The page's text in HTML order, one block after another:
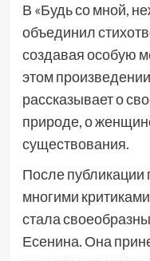
В «Будь со мной,
объединил
создавая особую
этом
рассказывает о
природе, о
существования.
После
многими
стала
Есенина. Она